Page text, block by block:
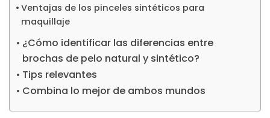
Ventajas de los pinceles sintéticos para
maquillaje
¿Cómo identificar las diferencias entre
brochas de pelo natural y sintético?
Tips relevantes
Combina lo mejor de ambos mundos